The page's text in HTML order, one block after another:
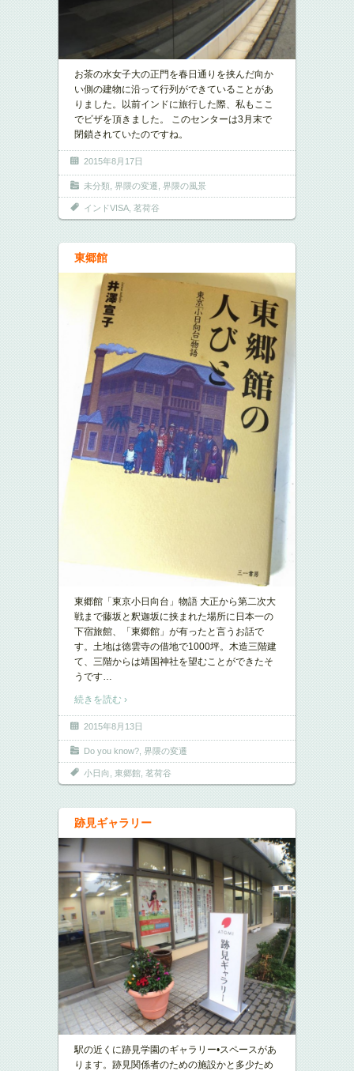
お茶の水女子大の正門を春日通りを挟んだ向か
い側の建物に沿って行列ができていることがあ
りました。以前インドに旅行した際、私もここ
でビザを頂きました。 このセンターは3月末で
閉鎖されていたのですね。
2015年8月17日
未分類 界隈の変遷 界隈の風景
インドVISA 茗荷谷
東郷館
東郷館「東京小日向台」物語 大正から第二次大
戦まで藤坂と釈迦坂に挟まれた場所に日本一の
下宿旅館、「東郷館」が有ったと言うお話で
す。土地は徳雲寺の借地で1000坪。木造三階建
て、三階からは靖国神社を望むことができたそ
うです…
続きを読む ›
2015年8月13日
Do you know? 界隈の変遷
小日向 東郷館 茗荷谷
跡見ギャラリー
駅の近くに跡見学園のギャラリー•スペースがあ
ります。跡見関係者のための施設かと多少ため